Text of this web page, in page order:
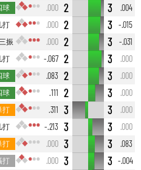
球 .000 2 3
.004
打 .000 2 3
-.015
振 .000 2 3
-.031
打 -.067 2 3
.000
球 .083 2 3
.000
球 .111 2 3
.000
打 .311 3 3
.000
打 -.213 3 3
.000
打 .000 3 3
.083
打 .000 3 3 -.004